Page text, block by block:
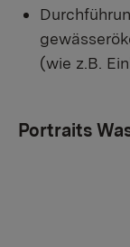
(wie z.B.
Portraits